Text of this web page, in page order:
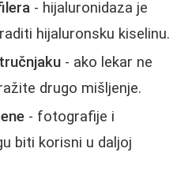
- hijaluronidaza je
hijaluronsku kiselinu.
- ako lekar ne
drugo mišljenje.
- fotografije i
biti korisni u daljoj